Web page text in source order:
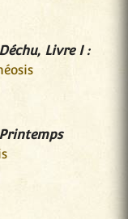
Livre I :